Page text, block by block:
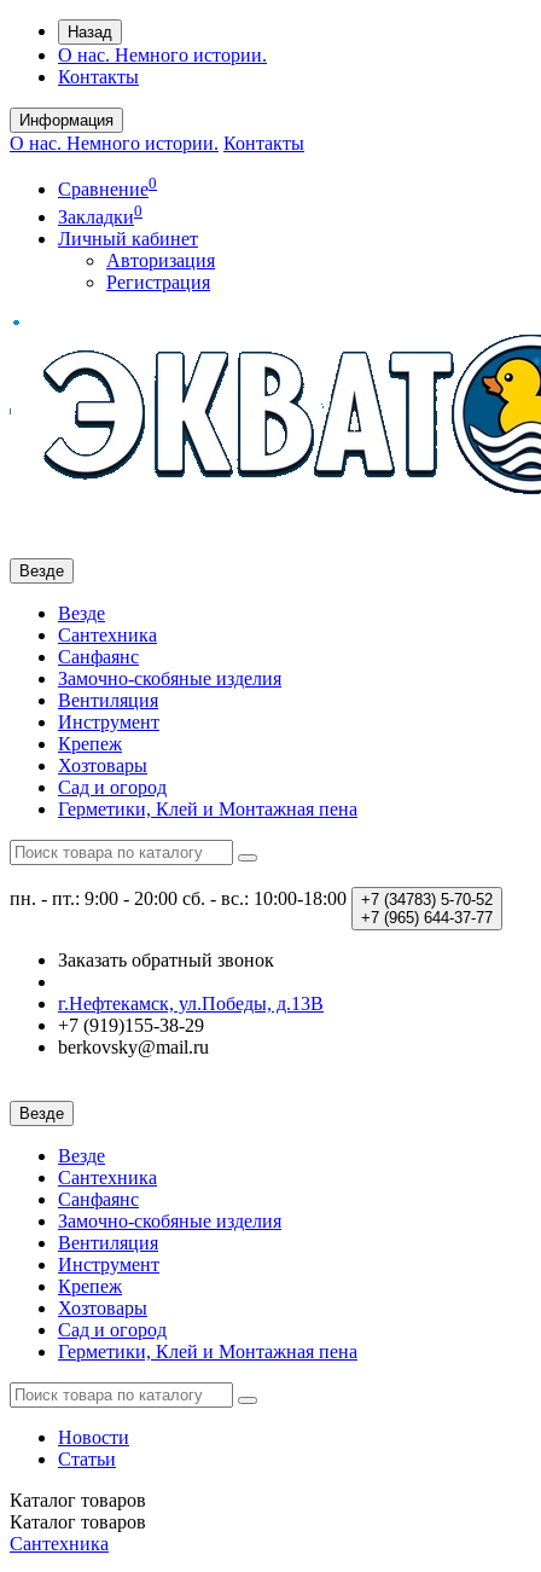
Назад
О нас. Немного истории.
Контакты
Информация
О нас. Немного истории. Контакты
Сравнение0
Закладки0
Личный кабинет
Авторизация
Регистрация
Везде
Везде
Сантехника
Санфаянс
Замочно-скобяные изделия
Вентиляция
Инструмент
Крепеж
Хозтовары
Сад и огород
Герметики, Клей и Монтажная пена
пн. - пт.: 9:00 - 20:00 сб. - вс.: 10:00-18:00 +7 (34783) 5-70-52
+7 (965) 644-37-77
Заказать обратный звонок
г.Нефтекамск, ул.Победы, д.13В
+7 (919)155-38-29
berkovsky@mail.ru
Везде
Везде
Сантехника
Санфаянс
Замочно-скобяные изделия
Вентиляция
Инструмент
Крепеж
Хозтовары
Сад и огород
Герметики, Клей и Монтажная пена
Новости
Статьи
Каталог товаров
Каталог товаров
Сантехника